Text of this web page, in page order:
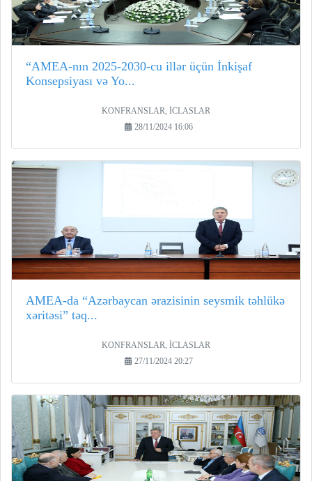
“AMEA-nın 2025-2030-cu illər üçün İnkişaf
Konsepsiyası və Yo...
KONFRANSLAR, İCLASLAR
28/11/2024 16:06
AMEA-da “Azərbaycan ərazisinin seysmik təhlükə
xəritəsi” təq...
KONFRANSLAR, İCLASLAR
27/11/2024 20:27